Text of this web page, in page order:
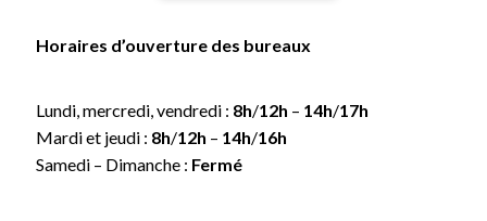
Horaires d’ouverture des bureaux
Lundi, mercredi, vendredi : 8h/12h – 14h/17h
Mardi et jeudi : 8h/12h – 14h/16h
Samedi – Dimanche : Fermé